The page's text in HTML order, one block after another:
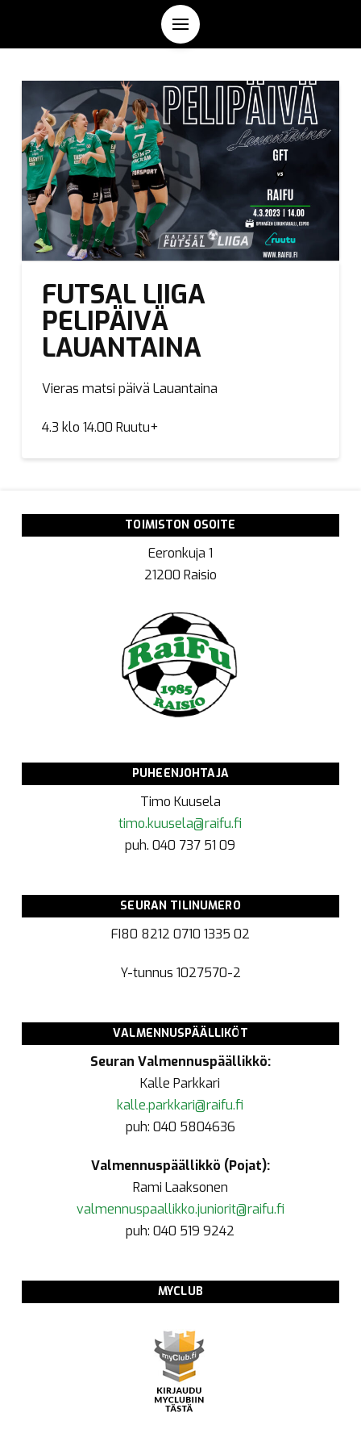
FUTSAL LIIGA
PELIPÄIVÄ
LAUANTAINA
Vieras matsi päivä Lauantaina
4.3 klo 14.00 Ruutu+
TOIMISTON OSOITE
Eeronkuja 1
21200 Raisio
PUHEENJOHTAJA
Timo Kuusela
timo.kuusela@raifu.fi
puh. 040 737 51 09
SEURAN TILINUMERO
FI80 8212 0710 1335 02
Y-tunnus 1027570-2
VALMENNUSPÄÄLLIKÖT
Seuran Valmennuspäällikkö:
Kalle Parkkari
kalle.parkkari@raifu.fi
puh: 040 5804636
Valmennuspäällikkö (Pojat):
Rami Laaksonen
valmennuspaallikko.juniorit@raifu.fi
puh: 040 519 9242
MYCLUB